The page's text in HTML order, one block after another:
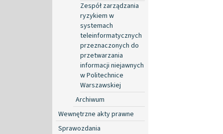
Zespół zarządzania
ryzykiem w
systemach
teleinformatycznych
przeznaczonych do
przetwarzania
informacji niejawnych
w Politechnice
Warszawskiej
Archiwum
Wewnętrzne akty prawne
Sprawozdania